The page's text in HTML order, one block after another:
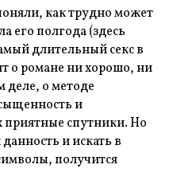
как трудно может
его полгода (здесь
длительный секс в
о романе ни хорошо, ни
деле, о методе
и
приятные спутники. Но
и искать в
получится